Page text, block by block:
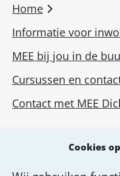
Cookies
Home
Informatie voor
MEE bij jou in de
Cursussen en
Contact met MEE